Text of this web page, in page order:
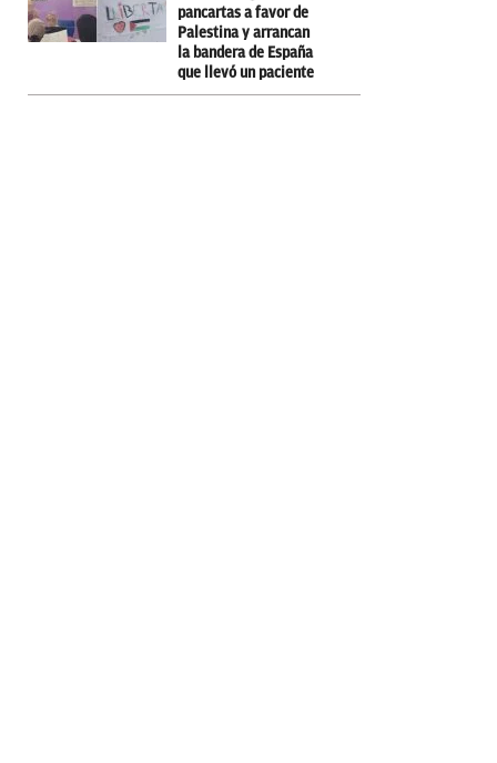
pancartas a favor de
Palestina y arrancan
la bandera de España
que llevó un paciente